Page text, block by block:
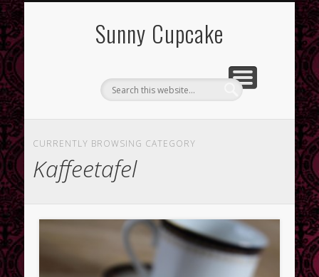
Sunny Cupcake
Letzte Beiträge
Fruchtiger Zwetschgenkuchen
Sauer macht lustig – der Zitronenkuchen für jedes Wetter
Letzte Kommentare
Mandarinen-Schmand-Torte
Lizzy bei
Valentins-Herz
CURRENTLY BROWSING CATEGORY
Kaffeetafel